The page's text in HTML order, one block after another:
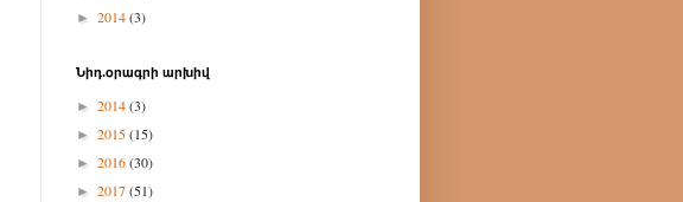
► 2014(3)
Նիդ.օրագրի արխիվ
► 2014(3)
► 2015(15)
► 2016(30)
► 2017(51)